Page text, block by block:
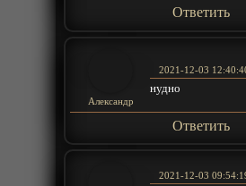
Ответить
Александр
2021-12-03
нудно
Ответить
2021-12-03